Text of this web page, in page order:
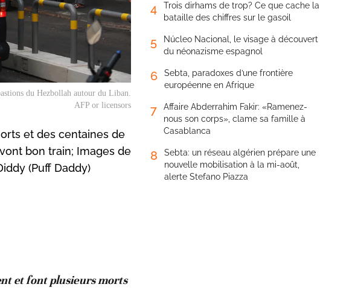
du Hezbollah autour du Liban.
AFP or licensors
et des centaines de
bon train; Images de
(Puff Daddy)
et font plusieurs morts
4
Trois dirhams de trop? Ce que cache la
bataille des chiffres sur le gasoil
5
Núcleo Nacional, le visage à découvert
du néonazisme espagnol
6
Sebta, paradoxes d’une frontière
européenne en Afrique
7
Affaire Abderrahim Fakir: «Ramenez-
nous son corps», clame sa famille à
Casablanca
8
Sebta: un réseau algérien prépare une
nouvelle mobilisation à la mi-août,
alerte Stefano Piazza